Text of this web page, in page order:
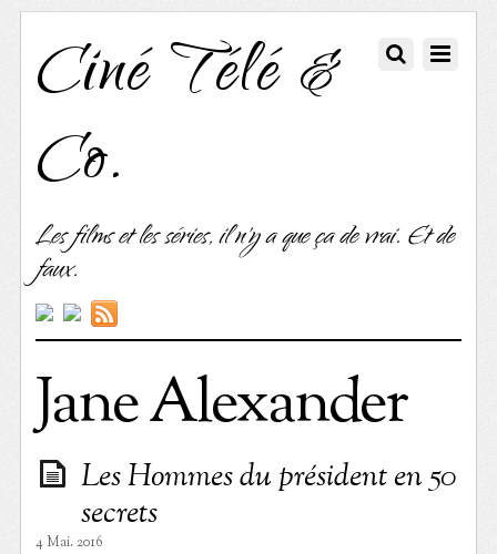
Ciné Télé &
Co.
Les films et les séries, il n'y a que ça de vrai. Et de
faux.
Jane Alexander
Les Hommes du président en 50
secrets
4 Mai. 2016